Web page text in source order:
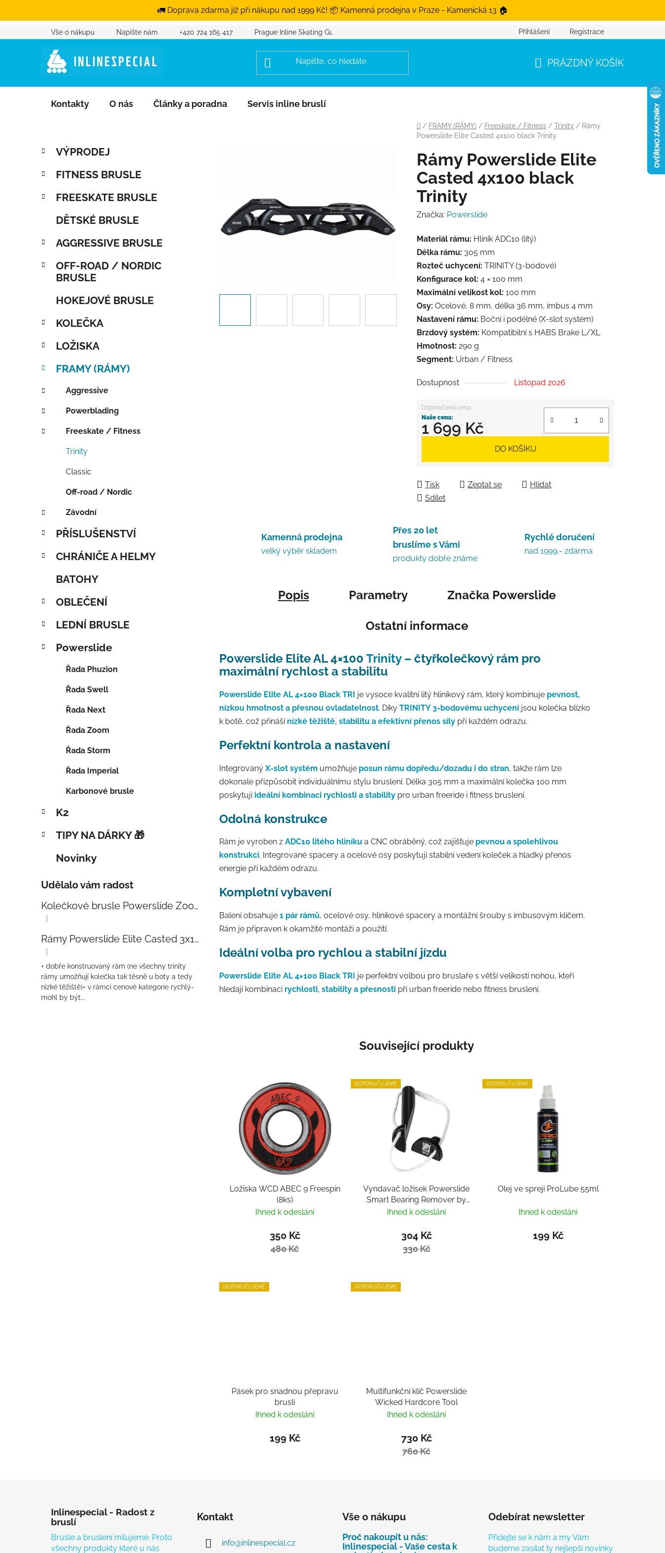
🚛 Doprava zdarma již při nákupu nad 1999 Kč! 📦 Kamenná prodejna v Praze - Kamenická 13 🏠
Přejít na obsah
Vše o nákupu Napište nám +420 724 165 417 Prague Inline Skating Guide Přihlášení Registrace
PRÁZDNÝ KOŠÍK
Kontakty O nás Články a poradna Servis inline bruslí
Domů
/ FRAMY (RÁMY) / Freeskate / Fitness / Trinity / Rámy
Powerslide Elite Casted 4x100 black Trinity
Postranní panel
Přeskočit kategorie
Kategorie
VÝPRODEJ
FITNESS BRUSLE
FREESKATE BRUSLE
DĚTSKÉ BRUSLE
AGGRESSIVE BRUSLE
OFF-ROAD / NORDIC
BRUSLE
HOKEJOVÉ BRUSLE
KOLEČKA
LOŽISKA
FRAMY (RÁMY)
Aggressive
Powerblading
Freeskate / Fitness
Trinity
Classic
Off-road / Nordic
Závodní
PŘÍSLUŠENSTVÍ
CHRÁNIČE A HELMY
BATOHY
OBLEČENÍ
LEDNÍ BRUSLE
Powerslide
Řada Phuzion
Řada Swell
Řada Next
Řada Zoom
Řada Storm
Řada Imperial
Karbonové brusle
K2
TIPY NA DÁRKY 🎁
Novinky
Udělalo vám radost
Kolečkové brusle Powerslide Zoom Baby Blue 80
Hodnocení produktu je 5 z 5 hvězdiček.
|
Rámy Powerslide Elite Casted 3x110 Trinity 270mm
Hodnocení produktu je 4 z 5 hvězdiček.
|
+ dobře konstruovaný rám (ne všechny trinity
rámy umožňují kolečka tak těsně u boty a tedy
nízké těžiště)+ v rámci cenové kategorie rychlý-
mohl by být...
Rámy Powerslide Elite
Casted 4x100 black
Trinity
Značka: Powerslide
Materiál rámu: Hliník ADC10 (litý)
Délka rámu: 305 mm
Rozteč uchycení: TRINITY (3-bodové)
Konfigurace kol: 4 × 100 mm
Maximální velikost kol: 100 mm
Osy: Ocelové, 8 mm, délka 36 mm, imbus 4 mm
Nastavení rámu: Boční i podélné (X-slot systém)
Brzdový systém: Kompatibilní s HABS Brake L/XL
Hmotnost: 290 g
Segment: Urban / Fitness
Dostupnost Listopad 2026
1 699 Kč
DO KOŠÍKU
Tisk Zeptat se
Hlídat
Sdílet
Kamenná prodejna
velký výběr skladem
Přes 20 let
bruslíme s Vámi
produkty dobře známe
Rychlé doručení
nad 1999,- zdarma
Popis Parametry Značka Powerslide
Ostatní informace
Powerslide Elite AL 4×100 Trinity– čtyřkolečkový rám pro
maximální rychlost a stabilitu
Powerslide Elite AL 4×100 Black TRI je vysoce kvalitní litý hliníkový rám, který kombinuje pevnost,
nízkou hmotnost a přesnou ovladatelnost. Díky TRINITY 3-bodovému uchycení jsou kolečka blízko
k botě, což přináší nízké těžiště, stabilitu a efektivní přenos síly při každém odrazu.
Perfektní kontrola a nastavení
Integrovaný X-slot systém umožňuje posun rámu dopředu/dozadu i do stran, takže rám lze
dokonale přizpůsobit individuálnímu stylu bruslení. Délka 305 mm a maximální kolečka 100 mm
poskytují ideální kombinaci rychlosti a stability pro urban freeride i fitness bruslení.
Odolná konstrukce
Rám je vyroben z ADC10 litého hliníku a CNC obráběný, což zajišťuje pevnou a spolehlivou
konstrukci. Integrované spacery a ocelové osy poskytují stabilní vedení koleček a hladký přenos
energie při každém odrazu.
Kompletní vybavení
Balení obsahuje 1 pár rámů, ocelové osy, hliníkové spacery a montážní šrouby s imbusovým klíčem.
Rám je připraven k okamžité montáži a použití.
Ideální volba pro rychlou a stabilní jízdu
Powerslide Elite AL 4×100 Black TRI je perfektní volbou pro bruslaře s větší velikostí nohou, kteří
hledají kombinaci rychlosti, stability a přesnosti při urban freeride nebo fitness bruslení.
Související produkty
Ložiska WCD ABEC 9 Freespin
(8ks)
Ihned k odeslání
350 Kč
480 Kč
DOPORUČUJEME
Vyndavač ložisek Powerslide
Smart Bearing Remover by
Villy
Ihned k odeslání
304 Kč
330 Kč
DOPORUČUJEME
Olej ve spreji ProLube 55ml
Ihned k odeslání
199 Kč
DOPORUČUJEME
Pásek pro snadnou přepravu
bruslí
Ihned k odeslání
199 Kč
DOPORUČUJEME
Multifunkční klíč Powerslide
Wicked Hardcore Tool
Ihned k odeslání
730 Kč
760 Kč
Inlinespecial - Radost z
bruslí
Brusle a bruslení milujeme. Proto
všechny produkty které u nás
Kontakt
info@inlinespecial.cz
Vše o nákupu
Proč nakoupit u nás:
Inlinespecial - Vaše cesta k
Odebírat newsletter
Přidejte se k nám a my Vám
budeme zasílat ty nejlepší novinky